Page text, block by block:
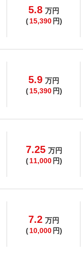
5.8 万円
(15,390 円)
5.9 万円
(15,390 円)
7.25 万円
(11,000 円)
7.2 万円
(10,000 円)